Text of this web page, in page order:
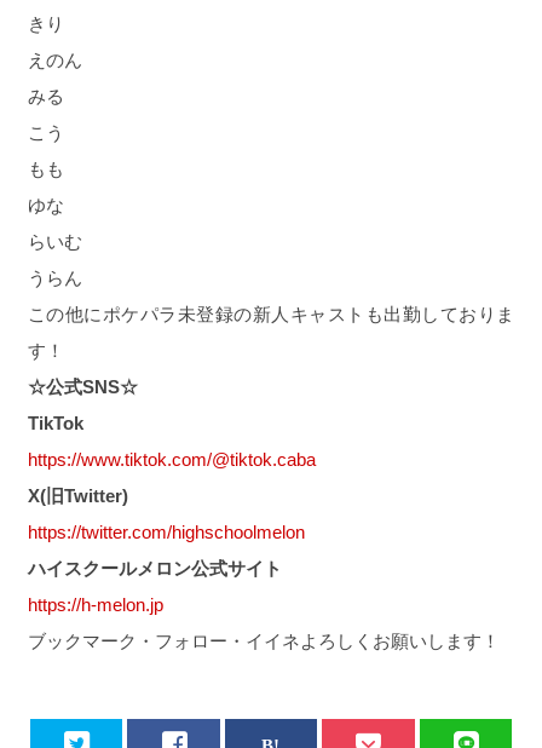
きり
えのん
みる
こう
もも
ゆな
らいむ
うらん
この他にポケパラ未登録の新人キャストも出勤しておりま
す！
☆公式SNS☆
TikTok
https://www.tiktok.com/@tiktok.caba
X(旧Twitter)
https://twitter.com/highschoolmelon
ハイスクールメロン公式サイト
https://h-melon.jp
ブックマーク・フォロー・イイネよろしくお願いします！